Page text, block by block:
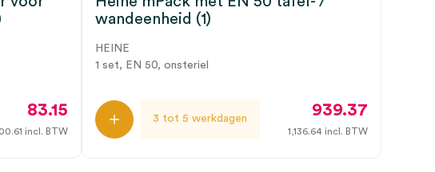
83.15
incl. BTW
wandeenheid (1)
HEINE
1 set, EN 50, onsteriel
3 tot 5 werkdagen 939.37
1,136.64incl. BTW